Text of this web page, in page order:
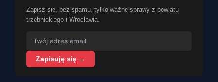
Zapisz się, bez spamu, tylko ważne sprawy z powiatu
trzebnickiego i Wrocławia.
Zapisuję się →